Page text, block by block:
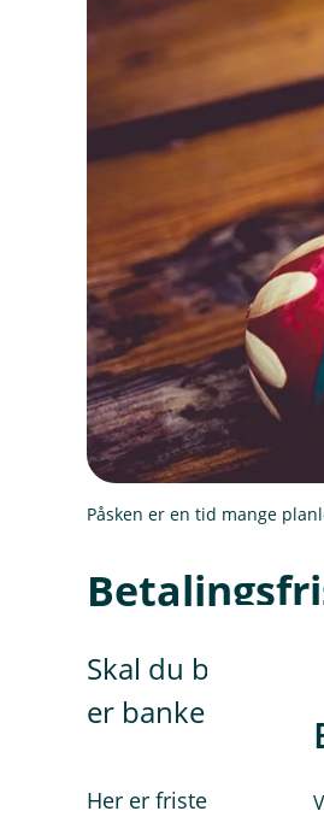
Påsken er en tid mange
Skal du betale
er bankenes
Her er fristene du bør